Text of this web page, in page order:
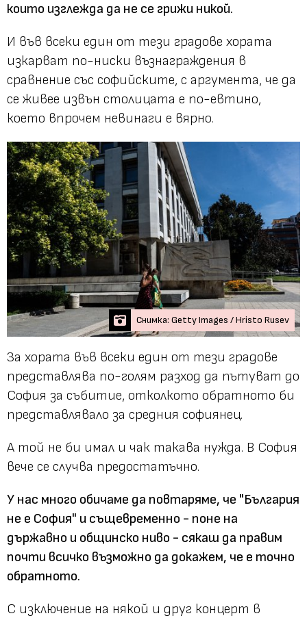
които изглежда да не се грижи никой.
И във всеки един от тези градове хората
изкарват по-ниски възнаграждения в
сравнение със софийските, с аргумента, че да
се живее извън столицата е по-евтино,
което впрочем невинаги е вярно.
Снимка: Getty Images / Hristo Rusev
За хората във всеки един от тези градове
представлява по-голям разход да пътуват до
София за събитие, отколкото обратното би
представлявало за средния софиянец.
А той не би имал и чак такава нужда. В София
вече се случва предостатъчно.
У нас много обичаме да повтаряме, че "България
не е София" и същевременно - поне на
държавно и общинско ниво - сякаш да правим
почти всичко възможно да докажем, че е точно
обратното.
С изключение на някой и друг концерт в